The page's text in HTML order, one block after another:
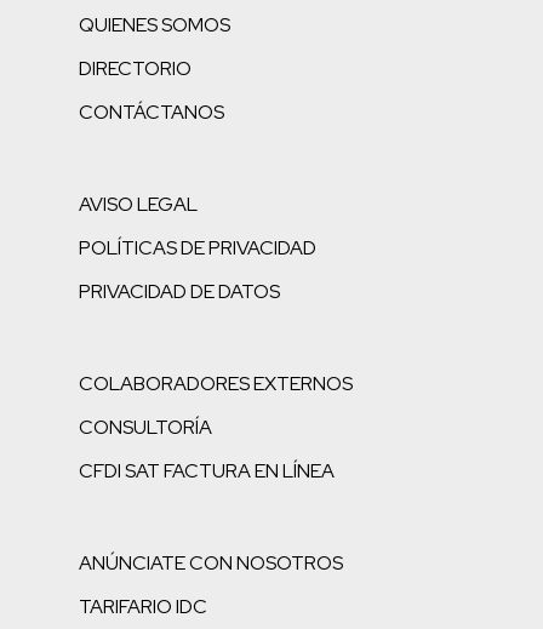
QUIENES SOMOS
DIRECTORIO
CONTÁCTANOS
AVISO LEGAL
POLÍTICAS DE PRIVACIDAD
PRIVACIDAD DE DATOS
COLABORADORES EXTERNOS
CONSULTORÍA
CFDI SAT FACTURA EN LÍNEA
ANÚNCIATE CON NOSOTROS
TARIFARIO IDC